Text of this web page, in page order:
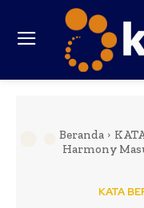
Beranda
Harmony
KATA